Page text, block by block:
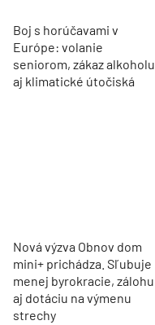
Boj s horúčavami v
Európe: volanie
seniorom, zákaz alkoholu
aj klimatické útočiská
Nová výzva Obnov dom
mini+ prichádza. Sľubuje
menej byrokracie, zálohu
aj dotáciu na výmenu
strechy